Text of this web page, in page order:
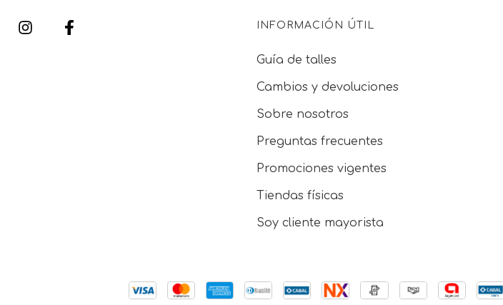
INFORMACIÓN ÚTIL
Guía de talles
Cambios y devoluciones
Sobre nosotros
Preguntas frecuentes
Promociones vigentes
Tiendas físicas
Soy cliente mayorista